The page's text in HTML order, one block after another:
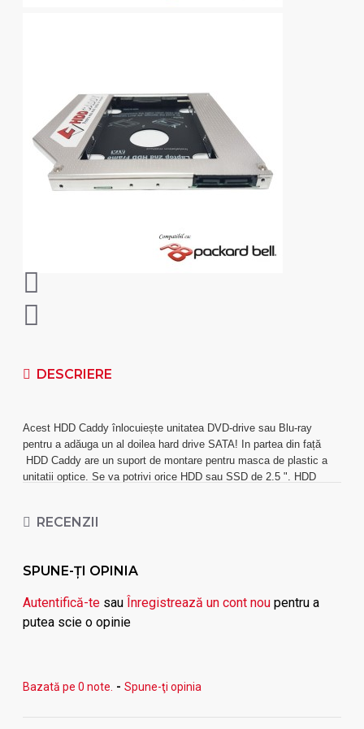
DESCRIERE
Acest HDD Caddy înlocuiește unitatea DVD-drive sau Blu-ray
pentru a adăuga un al doilea hard drive SATA! In partea din față
HDD Caddy are un suport de montare pentru masca de plastic a
unitatii optice. Se va potrivi orice HDD sau SSD de 2.5 ". HDD
hard disk în HDD Caddy. HDD Caddy este construit din aluminiu,
vibrațiile de la al doilea HDD.
Specificații
- suporta SATA laptop hard disk sau SSD max. 1TB (1.000 GB)
Modele compatibile:
RECENZII
SPUNE-ŢI OPINIA
Autentifică-te sau Înregistrează un cont nou pentru a
putea scie o opinie
Bazată pe 0 note. - Spune-ţi opinia